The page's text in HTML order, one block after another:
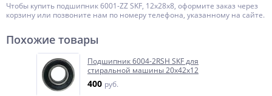
Чтобы купить подшипник 6001-ZZ SKF, 12x28x8, оформите заказ через
корзину или позвоните нам по номеру телефона, указанному на сайте.
Похожие товары
Подшипник 6004-2RSH SKF для
стиральной машины 20x42x12
400 руб.